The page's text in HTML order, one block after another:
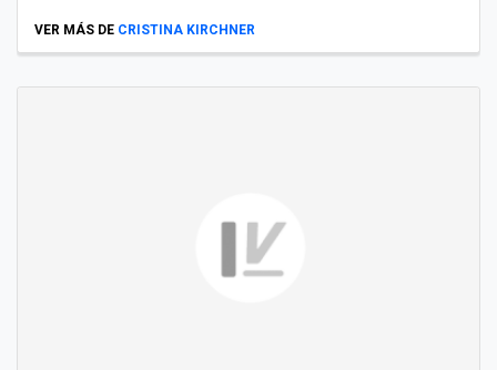
VER MÁS DE CRISTINA KIRCHNER